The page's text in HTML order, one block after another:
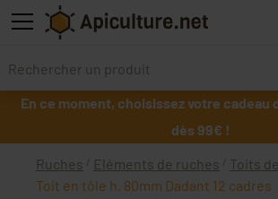
Skip to main content
En ce moment, choisissez votre cadeau
dès 99€ !
Ruches Eléments de ruches
Toits
Toit en tôle h. 80mm Dadant 12 cadres